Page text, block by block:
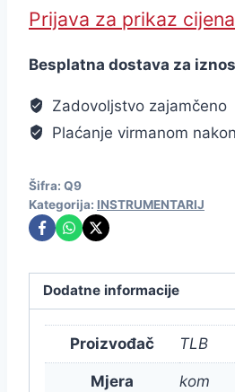
Prijava za prikaz cijena
Besplatna dostava za
Zadovoljstvo zajamčeno
Plaćanje virmanom
Šifra: Q9
Kategorija: INSTRUMENTARIJ
Dodatne informacije
Proizvođač TLB
Mjera kom